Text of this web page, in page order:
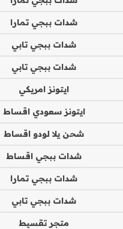
شدات ببجي تمارا
شدات ببجي تابي
شدات ببجي تابي
ايتونز امريكي
ايتونز سعودي اقساط
شحن يلا لودو اقساط
شدات ببجي اقساط
شدات ببجي تمارا
شدات ببجي تابي
متجر تقسيط